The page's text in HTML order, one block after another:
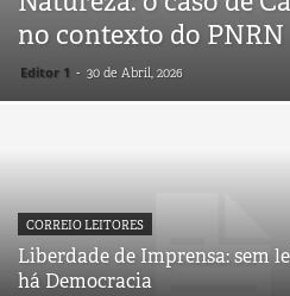
no contexto do PNRN
Editor 1 - 30 de Abril, 2026
CORREIO LEITORES
Liberdade de Imprensa: sem
há Democracia